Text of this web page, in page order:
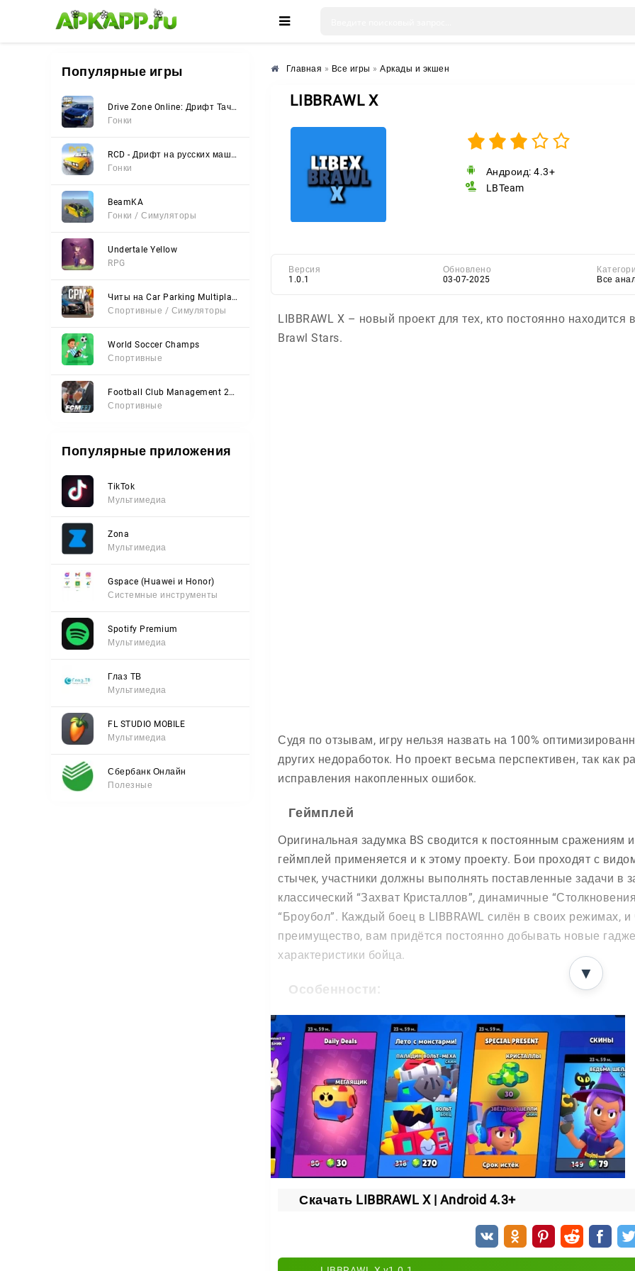
🌸 🌼 🌺
Популярные игры
Drive Zone Online: Дрифт Тачки
Гонки
RCD - Дрифт на русских машинах
Гонки
BeamKA
Гонки / Симуляторы
Undertale Yellow
RPG
Читы на Car Parking Multiplayer 2 (Все открыто, Мод-Меню)
Спортивные / Симуляторы
World Soccer Champs
Спортивные
Football Club Management 2023
Спортивные
Популярные приложения
TikTok
Мультимедиа
Zona
Мультимедиа
Gspace (Huawei и Honor)
Системные инструменты
Spotify Premium
Мультимедиа
Глаз ТВ
Мультимедиа
FL STUDIO MOBILE
Мультимедиа
Сбербанк Онлайн
Полезные
Главная » Все игры » Аркады и экшен
LIBBRAWL X
Андроид: 4.3+
LBTeam
Версия
1.0.1
Обновлено
03-07-2025
Все
LIBBRAWL X – новый проект для тех, кто постоянно
Brawl Stars.
Судя по отзывам, игру нельзя назвать на 100%
других недоработок. Но проект весьма перспективен, так как
исправления накопленных ошибок.
Геймплей
Оригинальная задумка BS сводится к постоянным сражениям
геймплей применяется и к этому проекту. Бои проходят с
стычек, участники должны выполнять поставленные задачи в
классический “Захват Кристаллов”, динамичные
“Броубол”. Каждый боец в LIBBRAWL силён в своих режимах,
преимущество, вам придётся постоянно добывать новые
характеристики бойца.
Особенности:
Знакомые режимы и крутые призы за победу;
Доступ к самым ценным наградам;
Все бравлеры;
Бесплатные VIP-ы.
▼
Скачать LIBBRAWL X | Android 4.3+